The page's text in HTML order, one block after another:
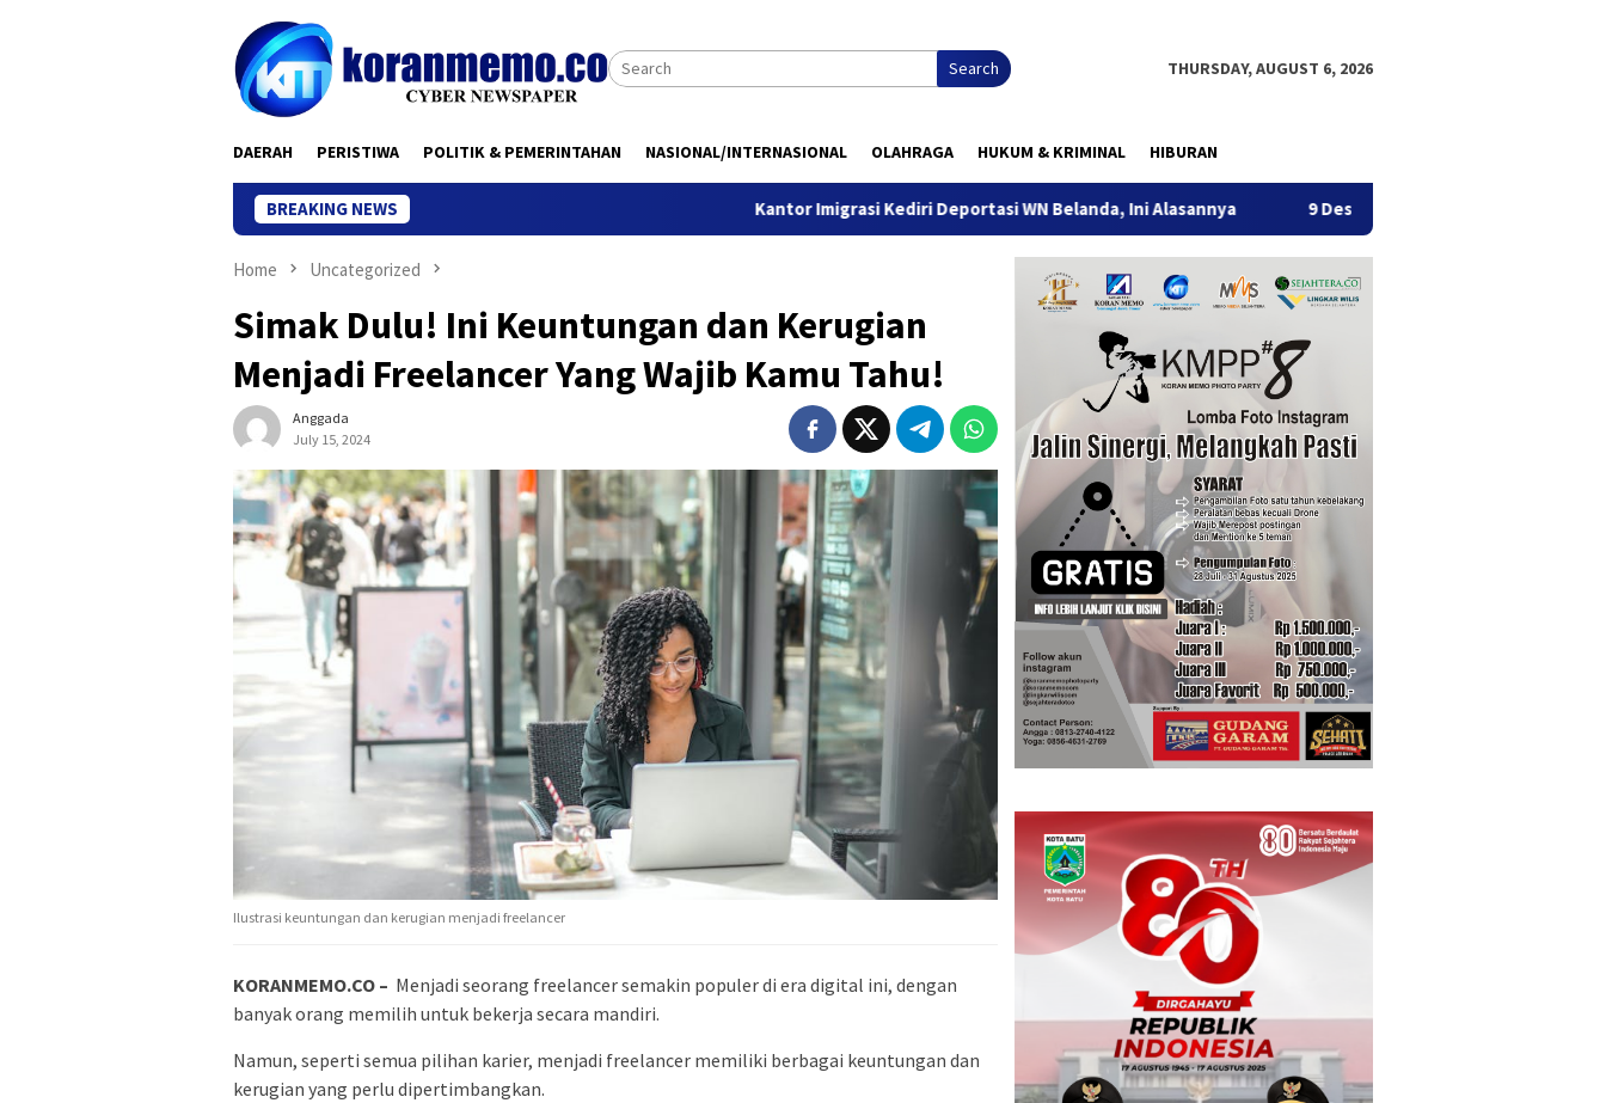
Search THURSDAY, AUGUST 6, 2026
DAERAH PERISTIWA POLITIK & PEMERINTAHAN NASIONAL/INTERNASIONAL OLAHRAGA HUKUM & KRIMINAL HIBURAN
BREAKING NEWS Kantor Imigrasi Kediri Deportasi WN Belanda, Ini Alasannya 9 Desa di 6 Kecamatan Tulungagung Alami
Home Uncategorized
Simak Dulu! Ini Keuntungan dan Kerugian
Menjadi Freelancer Yang Wajib Kamu Tahu!
Anggada
July 15, 2024
Ilustrasi keuntungan dan kerugian menjadi freelancer
KORANMEMO.CO – Menjadi seorang freelancer semakin populer di era digital ini, dengan
banyak orang memilih untuk bekerja secara mandiri.
Namun, seperti semua pilihan karier, menjadi freelancer memiliki berbagai keuntungan dan
kerugian yang perlu dipertimbangkan.